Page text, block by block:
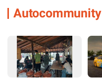
Autocommunity